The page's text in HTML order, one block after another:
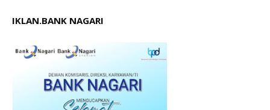
IKLAN.BANK NAGARI